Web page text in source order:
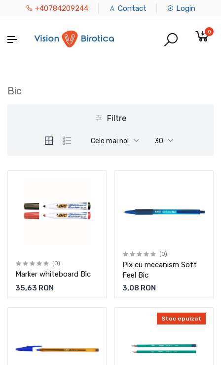
+40784209244 Contact Login
0
Bic
Filtre
Cele mai noi 30
(0)
Marker whiteboard Bic
35,63 RON
(0)
Pix cu mecanism Soft
Feel Bic
3,08 RON
Stoc epuizat